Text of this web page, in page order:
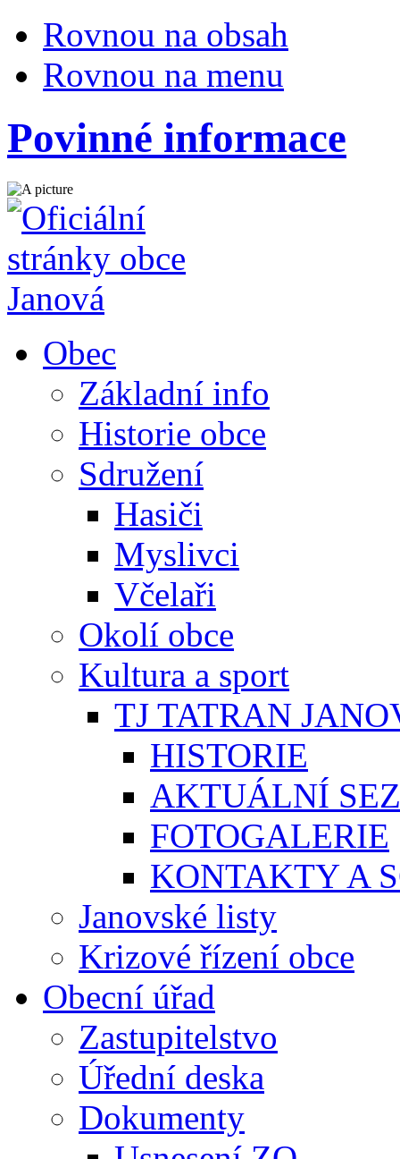
Rovnou na obsah
Rovnou na menu
Povinné informace
Obec
Základní info
Historie obce
Sdružení
Hasiči
Myslivci
Včelaři
Okolí obce
Kultura a sport
TJ TATRAN
HISTORIE
AKTUÁLNÍ
FOTOGALERIE
KONTAKTY A
Janovské listy
Krizové řízení obce
Obecní úřad
Zastupitelstvo
Úřední deska
Dokumenty